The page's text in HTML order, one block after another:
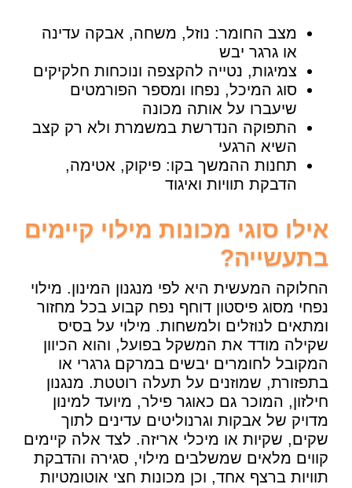
מצב החומר: נוזל, משחה, אבקה עדינה
או גרגר יבש
צמיגות, נטייה להקצפה ונוכחות חלקיקים
סוג המיכל, נפחו ומספר הפורמטים
שיעברו על אותה מכונה
התפוקה הנדרשת במשמרת ולא רק קצב
השיא הרגעי
תחנות ההמשך בקו: פיקוק, אטימה,
הדבקת תוויות ואיגוד
אילו סוגי מכונות מילוי קיימים
בתעשייה?
החלוקה המעשית היא לפי מנגנון המינון. מילוי
נפחי מסוג פיסטון דוחף נפח קבוע בכל מחזור
ומתאים לנוזלים ולמשחות. מילוי על בסיס
שקילה מודד את המשקל בפועל, והוא הכיוון
המקובל לחומרים יבשים במרקם גרגרי או
בתפזורת, שמוזנים על תעלה רוטטת. מנגנון
חילזון, המוכר גם כאוגר פילר, מיועד למינון
מדויק של אבקות וגרנוליטים עדינים לתוך
שקים, שקיות או מיכלי אריזה. לצד אלה קיימים
קווים מלאים שמשלבים מילוי, סגירה והדבקת
תוויות ברצף אחד, וכן מכונות חצי אוטומטיות